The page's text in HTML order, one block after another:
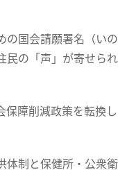
国会請願署名（い
の「声」が寄せら
障削減政策を転換
制と保健所・公衆